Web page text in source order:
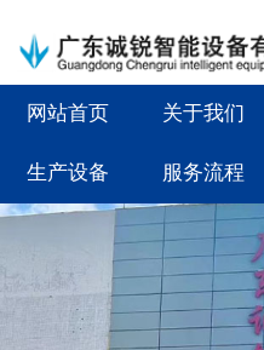
网站首页 关于我们
生产设备 服务流程